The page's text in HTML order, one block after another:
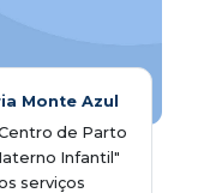
Monte Azul
de Parto
Infantil"
serviços